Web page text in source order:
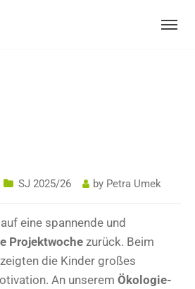
SJ 2025/26 by Petra Umek
eine spannende und
Projektwoche zurück. Beim
zeigten die Kinder großes
An unserem Ökologie-